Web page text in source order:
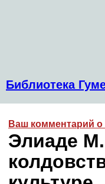
Библиотека
Ваш комментарий о
Элиаде